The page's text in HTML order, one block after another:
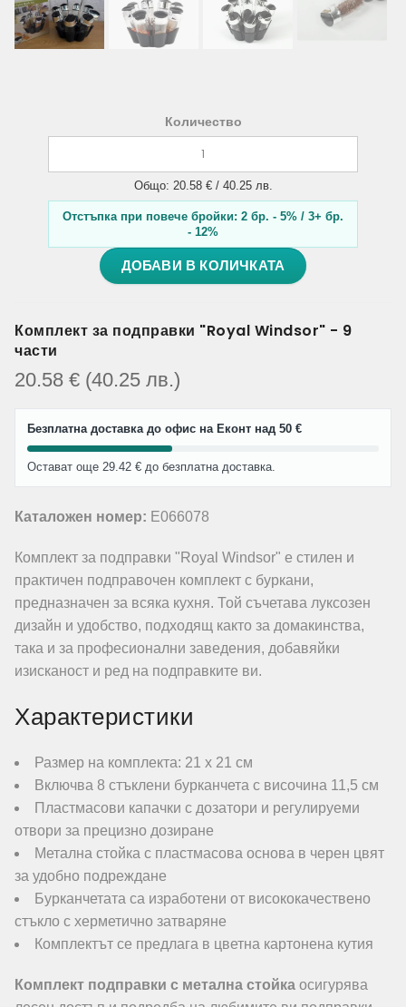
Количество
Общо: 20.58 € / 40.25 лв.
Отстъпка при повече бройки: 2 бр. - 5% / 3+ бр.
- 12%
ДОБАВИ В КОЛИЧКАТА
Комплект за подправки "Royal Windsor" - 9
части
20.58 € (40.25 лв.)
Безплатна доставка до офис на Еконт над 50 €
Остават още 29.42 € до безплатна доставка.
Каталожен номер: E066078
Комплект за подправки "Royal Windsor" е стилен и
практичен подправочен комплект с буркани,
предназначен за всяка кухня. Той съчетава луксозен
дизайн и удобство, подходящ както за домакинства,
така и за професионални заведения, добавяйки
изисканост и ред на подправките ви.
Характеристики
Размер на комплекта: 21 х 21 см
Включва 8 стъклени бурканчета с височина 11,5 см
Пластмасови капачки с дозатори и регулируеми
отвори за прецизно дозиране
Метална стойка с пластмасова основа в черен цвят
за удобно подреждане
Бурканчетата са изработени от висококачествено
стъкло с херметично затваряне
Комплектът се предлага в цветна картонена кутия
Комплект подправки с метална стойка осигурява